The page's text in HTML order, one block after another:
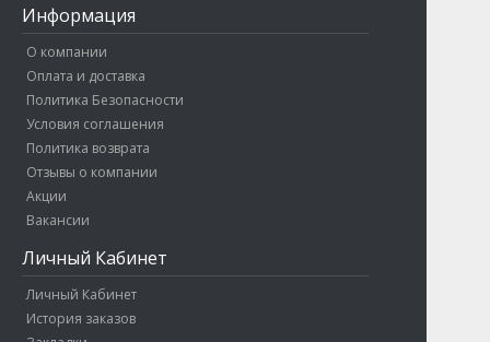
Информация
О компании
Оплата и доставка
Политика Безопасности
Условия соглашения
Политика возврата
Отзывы о компании
Акции
Вакансии
Личный Кабинет
Личный Кабинет
История заказов